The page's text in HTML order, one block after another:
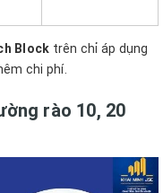
Block trên chỉ áp dụng
chi phí.
rào 10, 20